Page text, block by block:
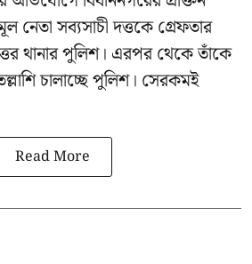
নেতা সব্যসাচী দত্তকে গ্রেফতার
থানার পুলিশ। এরপর থেকে তাঁকে
চালাচ্ছে পুলিশ। সেরকমই
Read More